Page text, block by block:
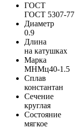
ГОСТ
ГОСТ 5307-77
Диаметр
0.9
Длина
на катушках
Марка
МНМц40-1.5
Сплав
константан
Сечение
круглая
Состояние
мягкое